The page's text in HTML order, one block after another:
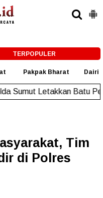
TERPOPULER
Pakpak Bharat Dairi
Batu Pertama
Tim
di Polres